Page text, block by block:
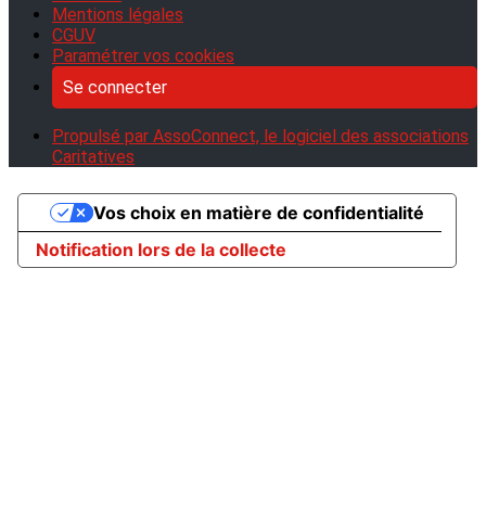
Mentions légales
CGUV
Paramétrer vos cookies
Se connecter
Propulsé par AssoConnect, le logiciel des associations
Caritatives
Notification lors de la collecte
Vos choix en matière de confidentialité